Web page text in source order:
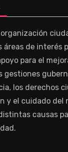
áreas de interés
para el
gestiones
los derechos
y el cuidado del
causas